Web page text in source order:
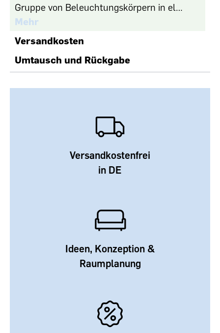
Gruppe von Beleuchtungskörpern in el…
Mehr
Versandkosten
Umtausch und Rückgabe
Versandkostenfrei
in DE
Ideen, Konzeption &
Raumplanung